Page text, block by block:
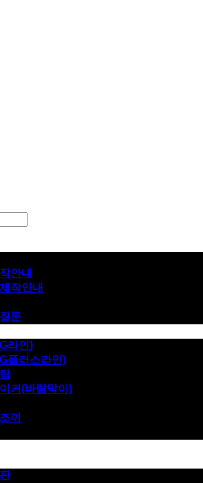
안내
작안내
문
라인)
플러스라인)
커(바람막이)
끼